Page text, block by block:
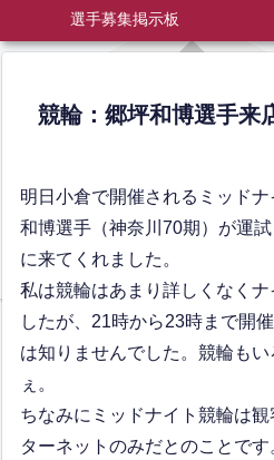
選手募集掲示板
競輪：郷坪和博選手来
明日小倉で開催されるミッド
和博選手（神奈川70期）が運
に来てくれました。
私は競輪はあまり詳しくなく
したが、21時から23時まで開
は知りませんでした。競輪も
ぇ。
ちなみにミッドナイト競輪は
ターネットのみだとのことです